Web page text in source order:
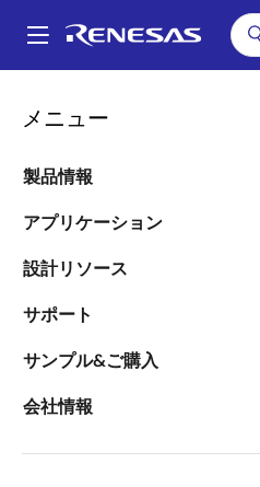
ン
メニュー
製品情報
アプリケーション
設計リソース
サポート
サンプル&ご購入
会社情報
パ
ン
く
ず
AI駆動描画ロボットアーム
AI駆動ドロー
トアーム
ページセクションへ移動：
概要